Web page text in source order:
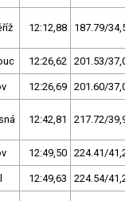
12:12,88 187.79/34,5
12:26,62 201.53/37,0
12:26,69 201.60/37,0
12:42,81 217.72/39,9
12:49,50 224.41/41,2
12:49,63 224.54/41,2